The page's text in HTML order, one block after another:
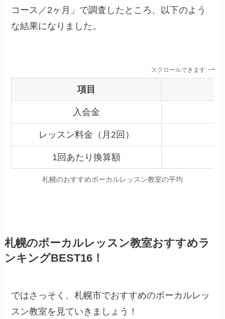
コース／2ヶ月」で調査したところ、以下のよう
な結果になりました。
スクロールできます
項目
入会金
レッスン料金（月2回）
1回あたり換算額
札幌のおすすめボーカルレッスン教室の平均
札幌のボーカルレッスン教室おすすめラ
ンキングBEST16！
ではさっそく、札幌市でおすすめのボーカルレッ
スン教室を見ていきましょう！